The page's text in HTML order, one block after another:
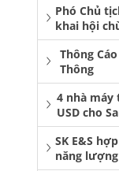
Phó Chủ
khai hội
Thông
Thông
4 nhà máy
USD cho
SK E&S
năng